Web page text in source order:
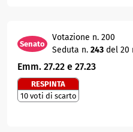
Senato
Votazione n. 200
Seduta n. 243 del 20
Emm. 27.22 e 27.23
RESPINTA
10 voti di scarto